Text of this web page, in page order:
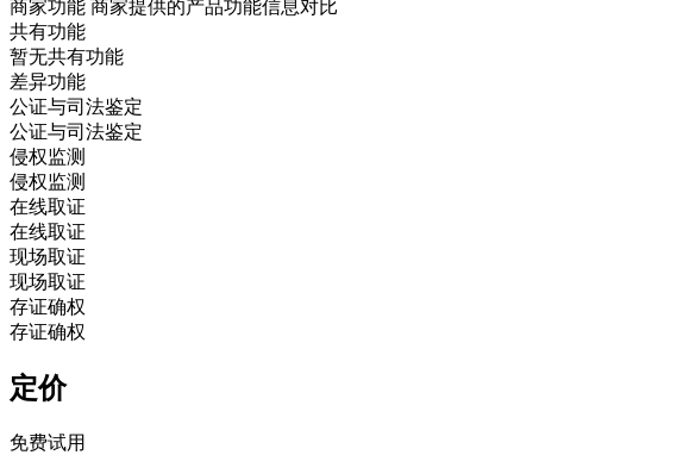
商家功能 商家提供的产品功能信息对比
共有功能
暂无共有功能
差异功能
公证与司法鉴定
公证与司法鉴定
侵权监测
侵权监测
在线取证
在线取证
现场取证
现场取证
存证确权
存证确权
定价
免费试用